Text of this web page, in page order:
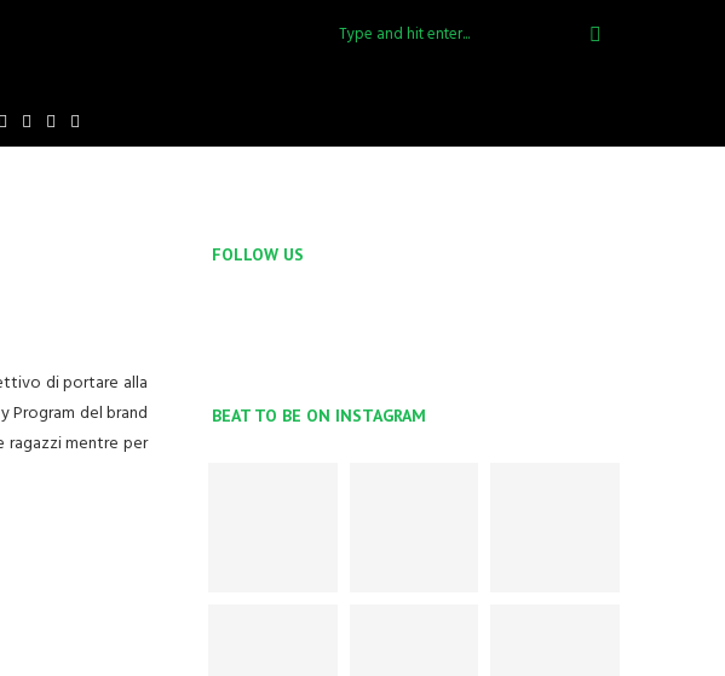
di portare alla
Program del brand
ragazzi mentre per
FOLLOW US
BEAT TO BE ON INSTAGRAM